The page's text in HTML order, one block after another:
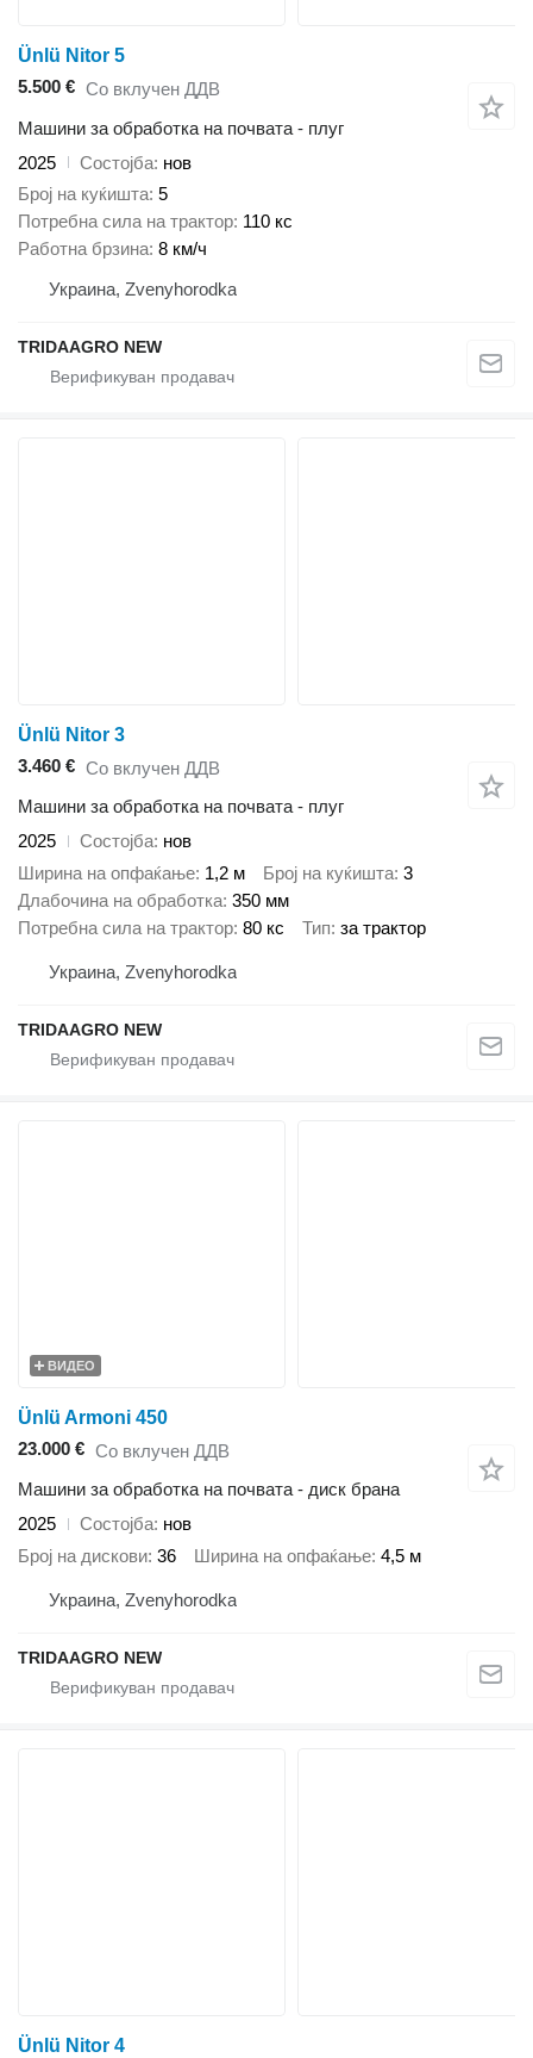
Ünlü Nitor 5
5.500 € Со вклучен ДДВ
Машини за обработка на почвата - плуг
2025
Состојба нов
Број на куќишта 5
Потребна сила на трактор 110 кс
Работна брзина 8 км/ч
Украина, Zvenyhorodka
TRIDAAGRO NEW
Ünlü Nitor 3
3.460 € Со вклучен ДДВ
Машини за обработка на почвата - плуг
2025
Состојба нов
Ширина на опфаќање 1,2 м Број на куќишта 3
Длабочина на обработка 350 мм
Потребна сила на трактор 80 кс Тип за трактор
Украина, Zvenyhorodka
TRIDAAGRO NEW
ВИДЕО
Ünlü Armoni 450
23.000 € Со вклучен ДДВ
Машини за обработка на почвата - диск брана
2025
Состојба нов
Број на дискови 36 Ширина на опфаќање 4,5 м
Украина, Zvenyhorodka
TRIDAAGRO NEW
Ünlü Nitor 4